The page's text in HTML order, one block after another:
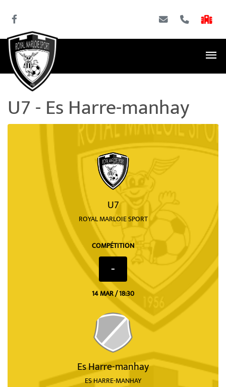
U7 - Es Harre-manhay
U7
ROYAL MARLOIE SPORT
COMPÉTITION
-
14 MAR / 18:30
Es Harre-manhay
ES HARRE-MANHAY